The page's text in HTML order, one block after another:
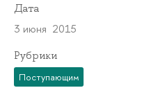
Дата
3 июня 2015
Рубрики
Поступающим